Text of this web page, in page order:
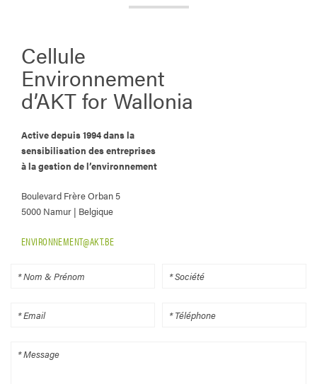
Cellule
Environnement
d’AKT for Wallonia
Active depuis 1994 dans la
sensibilisation des entreprises
à la gestion de l’environnement
Boulevard Frère Orban 5
5000 Namur | Belgique
ENVIRONNEMENT@AKT.BE